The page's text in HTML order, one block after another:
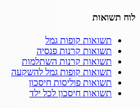
לוח תשואות
תשואות קופות גמל
תשואות קרנות פנסיה
תשואות קרנות השתלמות
תשואות קופות גמל להשקעה
תשואות פוליסות חיסכון
תשואות חיסכון לכל ילד